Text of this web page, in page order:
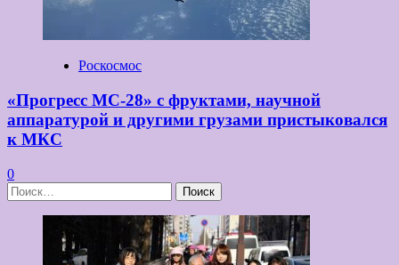
Роскосмос
«Прогресс МС-28» с фруктами, научной
аппаратурой и другими грузами пристыковался
к МКС
0
Найти: